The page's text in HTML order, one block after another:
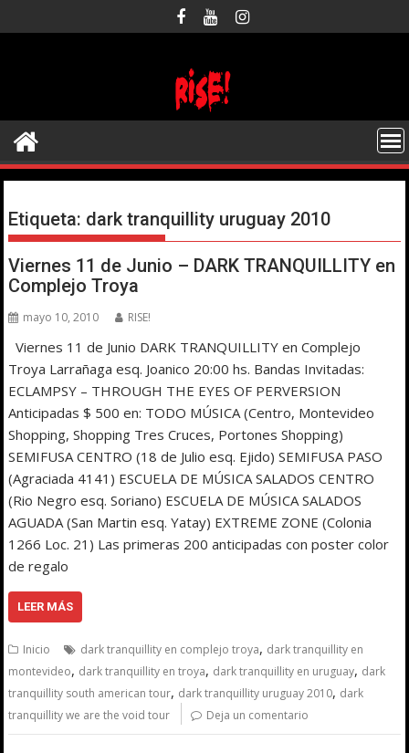
al
Etiqueta: dark tranquillity uruguay 2010
Viernes 11 de Junio – DARK TRANQUILLITY en
Complejo Troya
mayo 10, 2010 RISE!
Viernes 11 de Junio DARK TRANQUILLITY en Complejo
Troya Larrañaga esq. Joanico 20:00 hs. Bandas Invitadas:
ECLAMPSY – THROUGH THE EYES OF PERVERSION
Anticipadas $ 500 en: TODO MÚSICA (Centro, Montevideo
Shopping, Shopping Tres Cruces, Portones Shopping)
SEMIFUSA CENTRO (18 de Julio esq. Ejido) SEMIFUSA PASO
(Agraciada 4141) ESCUELA DE MÚSICA SALADOS CENTRO
(Rio Negro esq. Soriano) ESCUELA DE MÚSICA SALADOS
AGUADA (San Martin esq. Yatay) EXTREME ZONE (Colonia
1266 Loc. 21) Las primeras 200 anticipadas con poster color
de regalo
LEER MÁS
Inicio dark tranquillity en complejo troya, dark tranquillity en
montevideo, dark tranquillity en troya, dark tranquillity en uruguay, dark
tranquillity south american tour, dark tranquillity uruguay 2010, dark
tranquillity we are the void tour
Deja un comentario